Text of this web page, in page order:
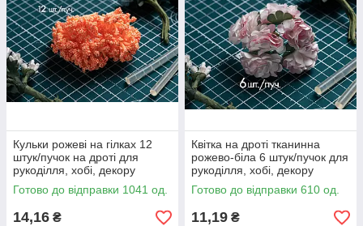
Кульки рожеві на гілках 12
штук/пучок на дроті для
рукоділля, хобі, декору
Готово до відправки 1041 од.
14,16 ₴
Квітка на дроті тканинна
рожево-біла 6 штук/пучок для
рукоділля, хобі, декору
Готово до відправки 610 од.
11,19 ₴